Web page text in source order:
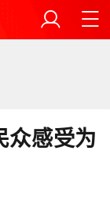
众感受为